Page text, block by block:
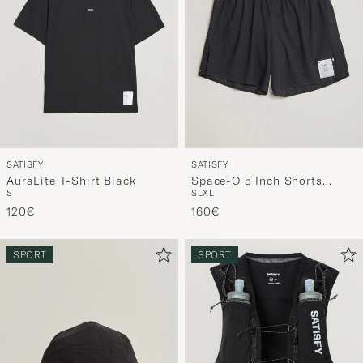
SATISFY
AuraLite T-Shirt Black
S
120€
SATISFY
Space-O 5 Inch Shorts
Black
SLXL
160€
SPORT SPORT